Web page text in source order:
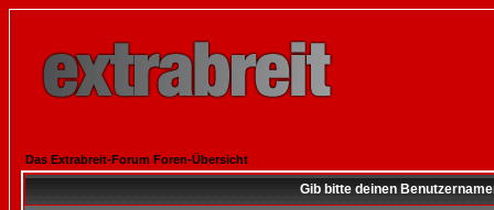
Das Extrabreit-Forum Foren-Übersicht
Gib bitte deinen